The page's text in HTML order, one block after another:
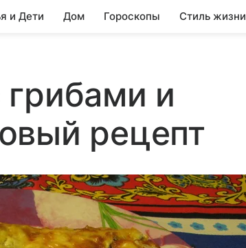
и Дети Дом Гороскопы Стиль жизни
и
рецепт